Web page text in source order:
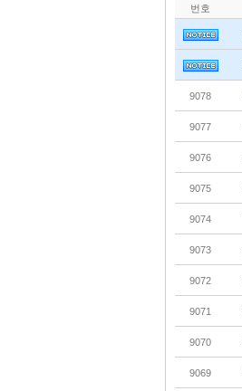
번호
9078
9077
9076
9075
9074
9073
9072
9071
9070
9069